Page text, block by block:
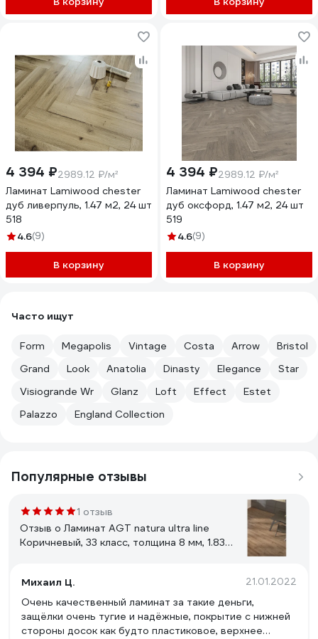
4 394 ₽2989.12 ₽/м²
Ламинат Lamiwood chester
дуб ливерпуль, 1.47 м2, 24 шт
518
4.6(9)
В корзину
4 394 ₽2989.12 ₽/м²
Ламинат Lamiwood chester
дуб оксфорд, 1.47 м2, 24 шт
519
4.6(9)
В корзину
Часто ищут
Form Megapolis Vintage Costa Arrow
Bristol
Grand
Look Anatolia Dinasty Elegance
Star
Visiogrande Wr
Glanz Loft Effect
Estet
Palazzo
England Collection
Популярные отзывы
1 отзыв
Отзыв о Ламинат AGT natura ultra line
Коричневый, 33 класс, толщина 8 мм, 1.834
Михаил Ц.
21.01.2022
Очень качественный ламинат за такие деньги,
защёлки очень тугие и надёжные, покрытие с нижней
стороны досок как будто пластиковое, верхнее